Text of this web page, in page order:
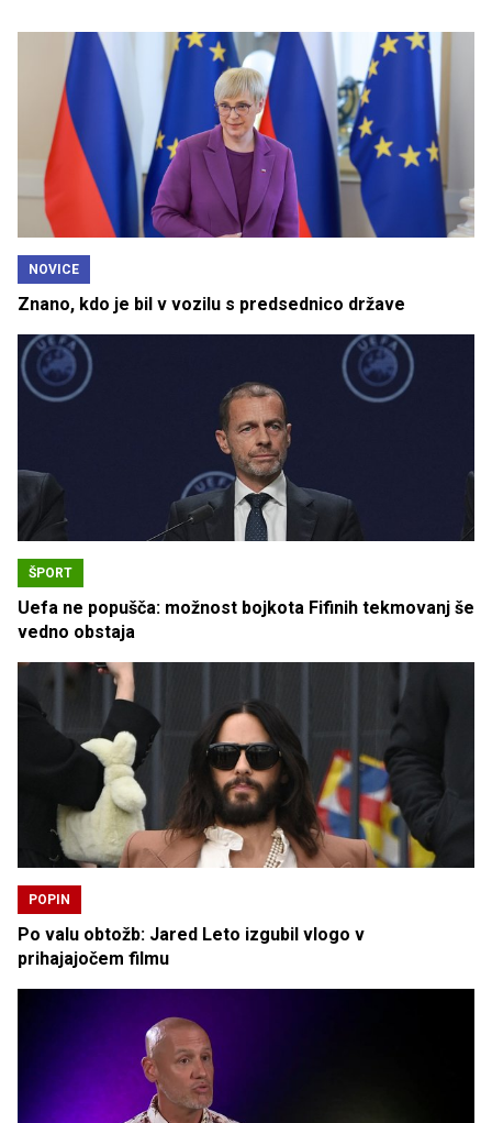
NOVICE
Znano, kdo je bil v vozilu s predsednico države
ŠPORT
Uefa ne popušča: možnost bojkota Fifinih tekmovanj še
vedno obstaja
POPIN
Po valu obtožb: Jared Leto izgubil vlogo v
prihajajočem filmu